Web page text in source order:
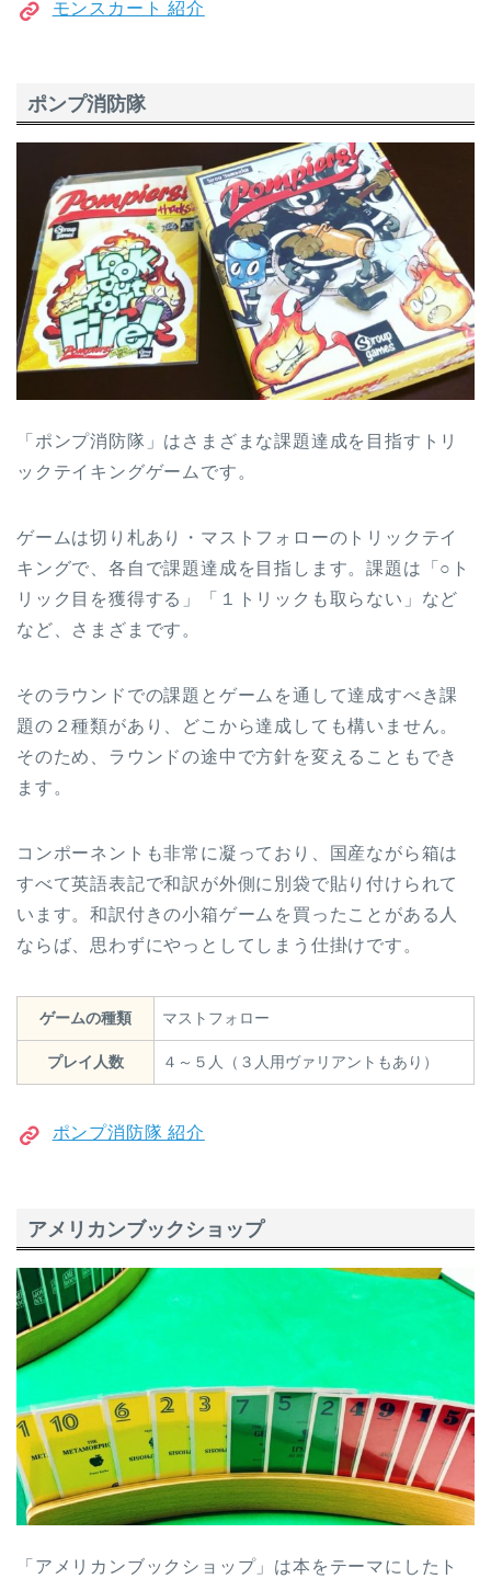
モンスカート 紹介
ポンプ消防隊
「ポンプ消防隊」はさまざまな課題達成を目指すトリ
ックテイキングゲームです。
ゲームは切り札あり・マストフォローのトリックテイ
キングで、各自で課題達成を目指します。課題は「○ト
リック目を獲得する」「１トリックも取らない」など
など、さまざまです。
そのラウンドでの課題とゲームを通して達成すべき課
題の２種類があり、どこから達成しても構いません。
そのため、ラウンドの途中で方針を変えることもでき
ます。
コンポーネントも非常に凝っており、国産ながら箱は
すべて英語表記で和訳が外側に別袋で貼り付けられて
います。和訳付きの小箱ゲームを買ったことがある人
ならば、思わずにやっとしてしまう仕掛けです。
ゲームの種類 マストフォロー
プレイ人数 ４～５人（３人用ヴァリアントもあり）
ポンプ消防隊 紹介
アメリカンブックショップ
「アメリカンブックショップ」は本をテーマにしたト